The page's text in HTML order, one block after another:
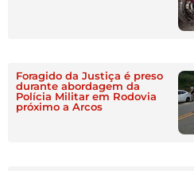
Foragido da Justiça é preso
durante abordagem da
Polícia Militar em Rodovia
próximo a Arcos